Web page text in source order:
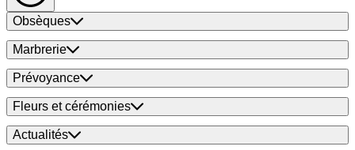
Obsèques
Marbrerie
Prévoyance
Fleurs et cérémonies
Actualités